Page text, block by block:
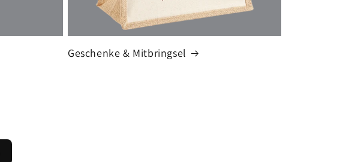
Geschenke & Mitbringsel